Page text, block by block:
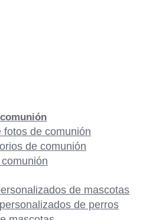
fotos de comunión
de comunión
de mascotas
de perros